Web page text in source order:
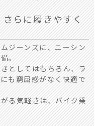
らに履きやすく
ジーンズに、ニーシン
。
としてはもちろん、ラ
も窮屈感がなく快適で
る気軽さは、バイク乗